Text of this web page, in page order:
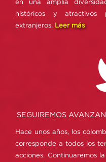
en una amplia
históricos y atractivos
extranjeros. Leer más
SEGUIREMOS
Hace unos años, los
corresponde a todos los
acciones. Continuaremos